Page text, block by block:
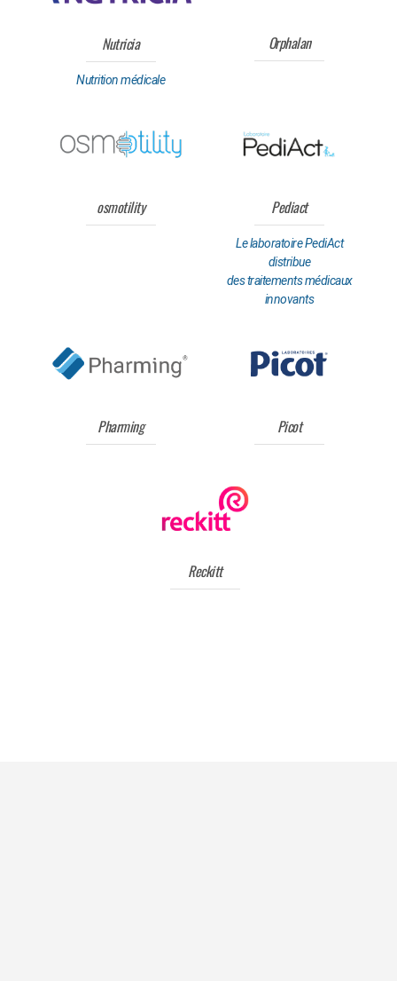
Nutricia
Nutrition médicale
Orphalan
osmotility Pediact
Le laboratoire PediAct
distribue
des traitements médicaux
innovants
Pharming Picot
Reckitt